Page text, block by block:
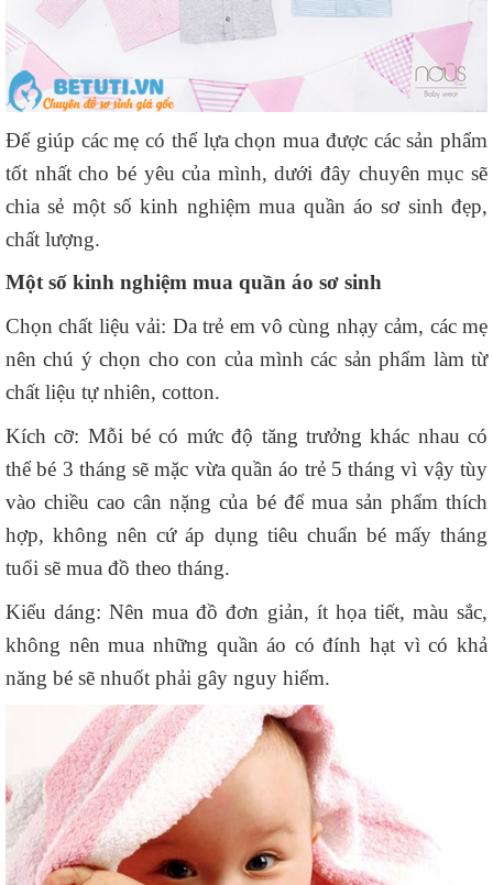
Để giúp các mẹ có thể lựa chọn mua được các sản phẩm
tốt nhất cho bé yêu của mình, dưới đây chuyên mục sẽ
chia sẻ một số kinh nghiệm mua quần áo sơ sinh đẹp,
chất lượng.
Một số kinh nghiệm mua quần áo sơ sinh
Chọn chất liệu vải: Da trẻ em vô cùng nhạy cảm, các mẹ
nên chú ý chọn cho con của mình các sản phẩm làm từ
chất liệu tự nhiên, cotton.
Kích cỡ: Mỗi bé có mức độ tăng trưởng khác nhau có
thể bé 3 tháng sẽ mặc vừa quần áo trẻ 5 tháng vì vậy tùy
vào chiều cao cân nặng của bé để mua sản phẩm thích
hợp, không nên cứ áp dụng tiêu chuẩn bé mấy tháng
tuổi sẽ mua đồ theo tháng.
Kiểu dáng: Nên mua đồ đơn giản, ít họa tiết, màu sắc,
không nên mua những quần áo có đính hạt vì có khả
năng bé sẽ nhuốt phải gây nguy hiểm.